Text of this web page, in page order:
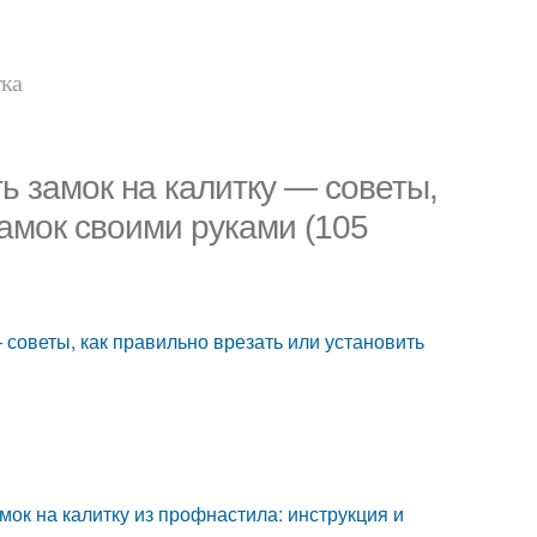
замок на калитку — советы,
своими руками (105
как правильно врезать или установить
на калитку из профнастила: инструкция и